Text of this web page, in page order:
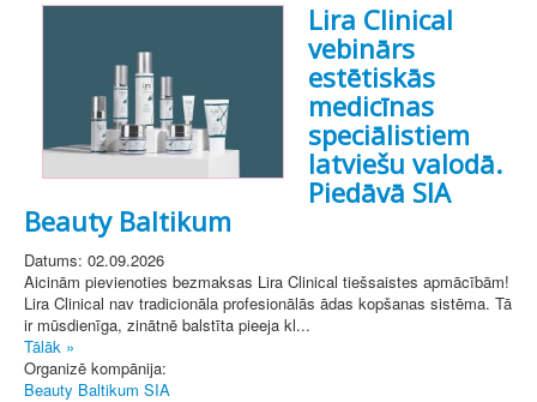
Lira Clinical
vebinārs
estētiskās
medicīnas
speciālistiem
latviešu valodā.
Piedāvā SIA
Beauty Baltikum
Datums: 02.09.2026
Aicinām pievienoties bezmaksas Lira Clinical tiešsaistes apmācībām!
Lira Clinical nav tradicionāla profesionālās ādas kopšanas sistēma. Tā
ir mūsdienīga, zinātnē balstīta pieeja kl...
Tālāk »
Organizē kompānija:
Beauty Baltikum SIA